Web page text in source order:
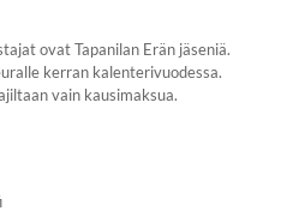
ovat Tapanilan Erän jäseniä.
kerran kalenterivuodessa.
vain kausimaksua.